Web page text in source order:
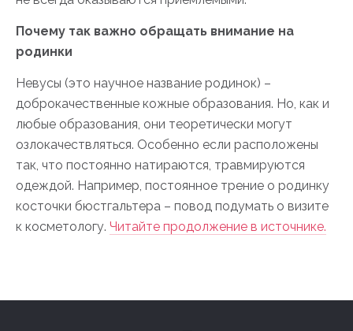
Почему так важно обращать внимание на
родинки
Невусы (это научное название родинок) –
доброкачественные кожные образования. Но, как и
любые образования, они теоретически могут
озлокачествляться. Особенно если расположены
так, что постоянно натираются, травмируются
одеждой. Например, постоянное трение о родинку
косточки бюстгальтера – повод подумать о визите
к косметологу. Читайте продолжение в источнике.